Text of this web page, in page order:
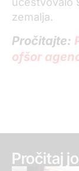
zemalja.
Pročitajte:
ofšor
Pročitaj